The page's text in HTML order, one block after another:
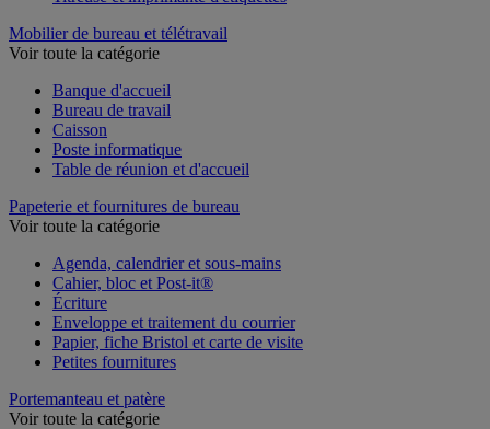
Mobilier de bureau et télétravail
Voir toute la catégorie
Banque d'accueil
Bureau de travail
Caisson
Poste informatique
Table de réunion et d'accueil
Papeterie et fournitures de bureau
Voir toute la catégorie
Agenda, calendrier et sous-mains
Cahier, bloc et Post-it®
Écriture
Enveloppe et traitement du courrier
Papier, fiche Bristol et carte de visite
Petites fournitures
Portemanteau et patère
Voir toute la catégorie